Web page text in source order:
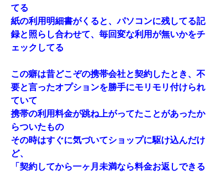
てる
紙の利用明細書がくると、パソコンに残してる記
録と照らし合わせて、毎回変な利用が無いかをチ
ェックしてる
この癖は昔どこぞの携帯会社と契約したとき、不
要と言ったオプションを勝手にモリモリ付けられ
ていて
携帯の利用料金が跳ね上がってたことがあったか
らついたもの
その時はすぐに気づいてショップに駆け込んだけ
ど、
「契約してから一ヶ月未満なら料金お返しできる